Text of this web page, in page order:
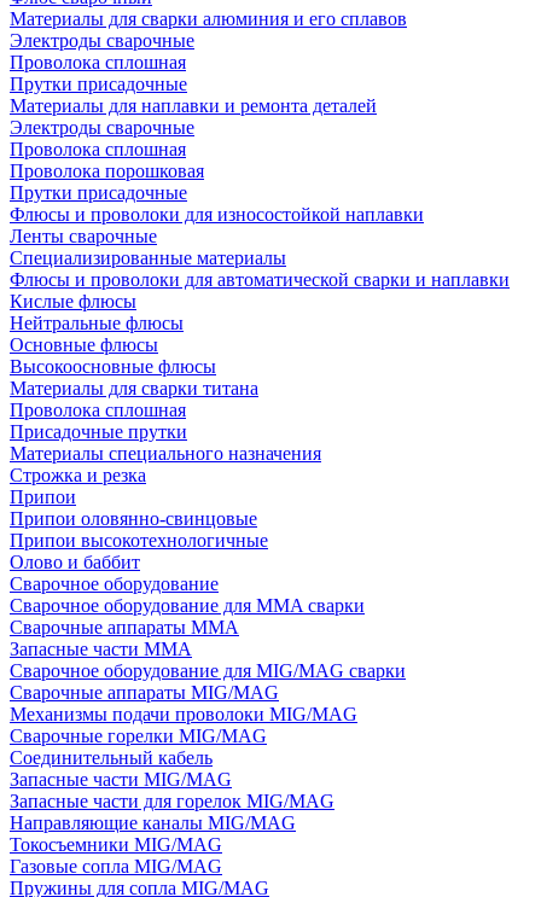
Материалы для сварки алюминия и его сплавов
Электроды сварочные
Проволока сплошная
Прутки присадочные
Материалы для наплавки и ремонта деталей
Электроды сварочные
Проволока сплошная
Проволока порошковая
Прутки присадочные
Флюсы и проволоки для износостойкой наплавки
Ленты сварочные
Специализированные материалы
Флюсы и проволоки для автоматической сварки и наплавки
Кислые флюсы
Нейтральные флюсы
Основные флюсы
Высокоосновные флюсы
Материалы для сварки титана
Проволока сплошная
Присадочные прутки
Материалы специального назначения
Строжка и резка
Припои
Припои оловянно-свинцовые
Припои высокотехнологичные
Олово и баббит
Сварочное оборудование
Сварочное оборудование для MMA сварки
Сварочные аппараты MMA
Запасные части MMA
Сварочное оборудование для MIG/MAG сварки
Сварочные аппараты MIG/MAG
Механизмы подачи проволоки MIG/MAG
Сварочные горелки MIG/MAG
Соединительный кабель
Запасные части MIG/MAG
Запасные части для горелок MIG/MAG
Направляющие каналы MIG/MAG
Токосъемники MIG/MAG
Газовые сопла MIG/MAG
Пружины для сопла MIG/MAG